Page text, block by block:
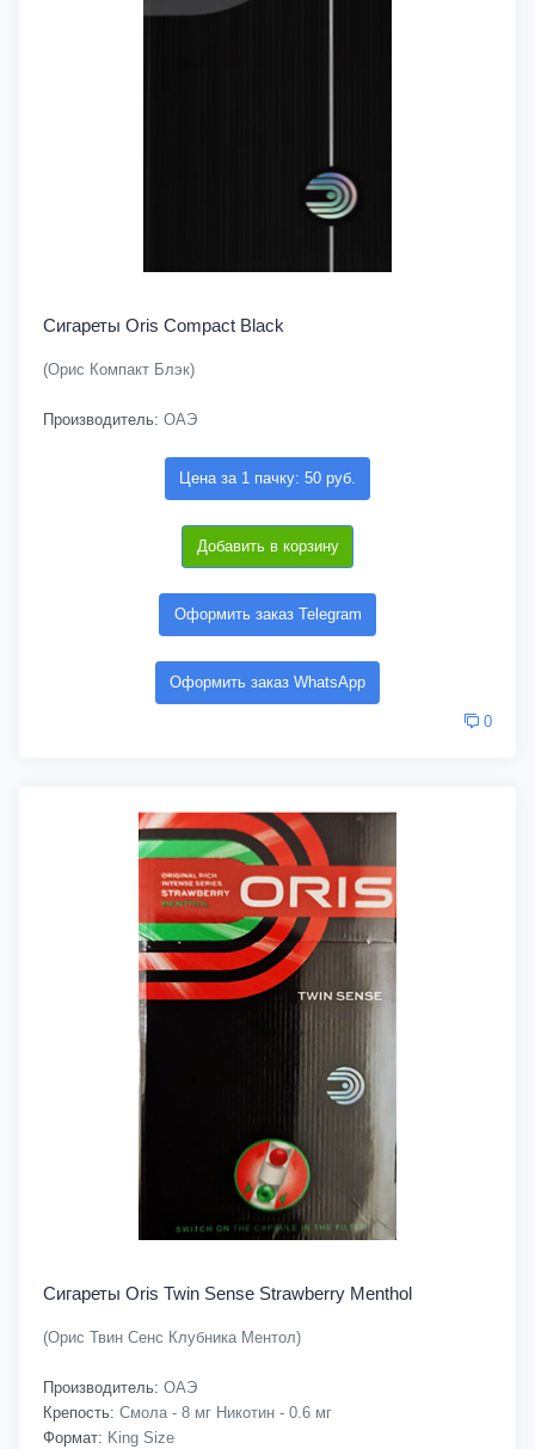
Сигареты Oris Compact Black
(Орис Компакт Блэк)
Производитель: ОАЭ
Цена за 1 пачку: 50 руб.
Добавить в корзину
Оформить заказ Telegram
Оформить заказ WhatsApp
0
Сигареты Oris Twin Sense Strawberry Menthol
(Орис Твин Сенс Клубника Ментол)
Производитель: ОАЭ
Крепость: Смола - 8 мг Никотин - 0.6 мг
Формат: King Size